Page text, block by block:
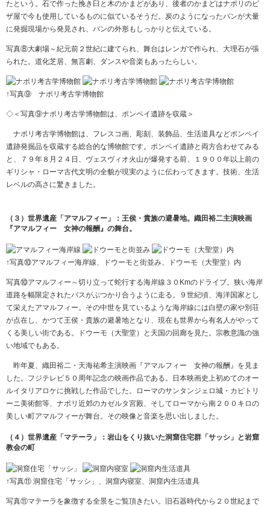
たという。石で作った挽き臼と木のかまどがあり、後者のかまどはナポリのピ
ザ屋で今も使用しているものに似ているそうだ。炭のようになったパンが大量
に発掘現場から発見され、パンの外形もしっかりと伝えている。
写真⑧大劇場～紀元前２世紀に建てられ、舞台はレンガで作られ、大理石が張
られた。道化芝居、無言劇、ダンスや音楽もあったらしい。
↑写真⑨ ナポリ考古学博物館
◇＜写真⑨ナポリ考古学博物館は、ポンペイ遺跡を収蔵＞
ナポリ考古学博物館は、フレスコ画、彫刻、装飾品、生活道具などポンペイ
遺跡発掘品を収蔵する総合的な博物館です。ポンペイ遺跡と両方合わせてみる
と、７９年８月２４日、ヴェスヴィオ火山が爆発する前、１９００年以上前の
ギリシャ・ローマ古代文明の全貌が現実のように伝わってきます。技術、生活
レベルの高さに驚きました。
（３）世界遺産「アマルフィー」：王侯・貴族の避暑地。織田裕二主演映画
『アマルフィー 女神の報酬』の舞台。
↑写真⑩アマルフィー海岸線、ドウーモと街並み、ドウーモ（大聖堂）内
写真⑩アマルフィー～切り立って蛇行する海岸線３０Kmのドライブ。狭い海岸
道路を幅限定されたバスがぶつかり合うように走る。９世紀頃、海洋国家とし
て栄えたアマルフィー。その中世を見ているような海岸線には白壁の家や別荘
が点在し、かつて王侯・貴族の避暑地となり、現在も世界から有名人がやって
くる美しい街である。ドウーモ（大聖堂）と天国の回廊を見た。宗教意識の強
い地域でもある。
昨年夏、織田裕二・天海祐希主演映画『アマルフィー 女神の報酬』を見ま
した。フジテレビ５０周年記念の映画作品である。日本映画史上初めてのオー
ルイタリアロケに挑戦した作品でした。ローマのサンタンジェロ城・カピトリ
ーニ美術館等、ナポリ近郊のカゼルタ宮殿、そしてローマから南２００キロの
美しい町アマルフィーが舞台。その映像と音楽を思い出しました。
（４）世界遺産「マテーラ」：岩山をくり抜いた洞窟住宅群「サッシ」と岩窟
教会の町
↑写真⑪ 洞窟住宅「サッシ」、洞窟内寝室、洞窟内生活道具
写真⑪マテーラを象徴する全景をご覧頂きたい。旧石器時代から２０世紀まで